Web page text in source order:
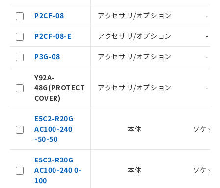
P2CF-08 アクセサリ/オプション -
P2CF-08-E アクセサリ/オプション -
P3G-08 アクセサリ/オプション -
Y92A-
48G(PROTECT
COVER)
アクセサリ/オプション -
E5C2-R20G
AC100-240
-50-50
本体 ソケッ
E5C2-R20G
AC100-240 0-
100
本体 ソケッ
ご利用条件
以下の条件をお読みいただき、同意のうえ
ご利用ください。
本サービスは、当社制御機器事業取扱
商品の当社在庫状況および標準価格
(税抜)を提供させていただくもので
す。
当社制御機器事業取扱商品の中には、
本サービスの対象外となる商品もある
ことをご了承ください。